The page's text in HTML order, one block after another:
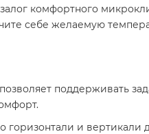
комфортного
себе желаемую
поддерживать
горизонтали и